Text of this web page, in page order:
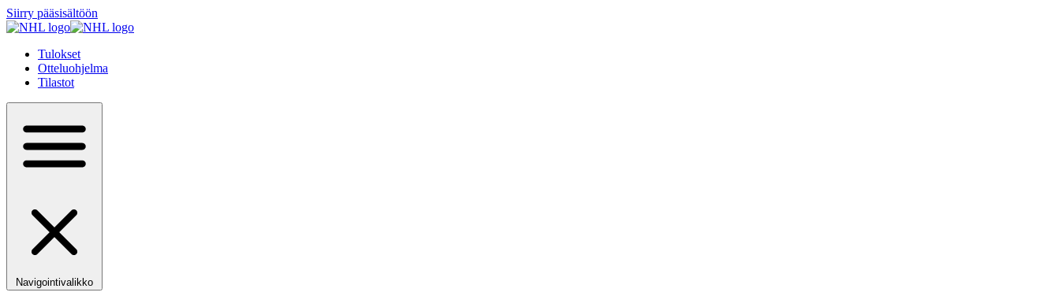
Siirry pääsisältöön
Tulokset
Otteluohjelma
Tilastot
Navigointivalikko